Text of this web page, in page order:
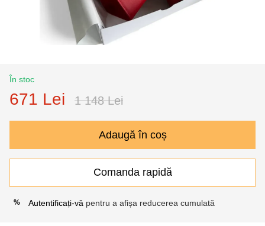
În stoc
671 Lei 1 148 Lei
Adaugă în coș
Comanda rapidă
% Autentificați-vă pentru a afișa reducerea cumulată